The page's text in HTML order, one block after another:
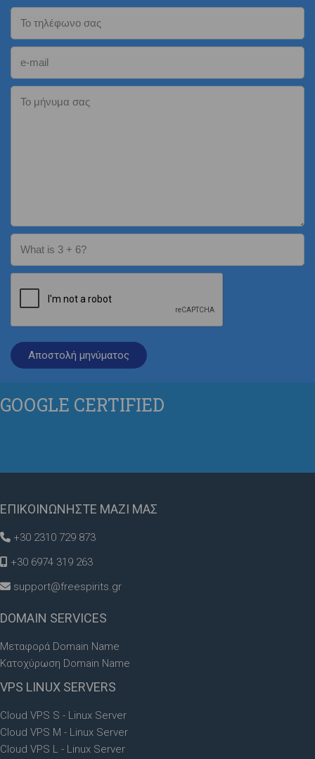
Το τηλέφωνο σας
e-mail
Το μήνυμα σας
What is 3 + 6?
GOOGLE CERTIFIED
ΕΠΙΚΟΙΝΩΝΗΣΤΕ ΜΑΖΙ ΜΑΣ
+30 2310 729 873
+30 6974 319 263
support@freespirits.gr
DOMAIN SERVICES
Μεταφορά Domain Name
Κατοχύρωση Domain Name
VPS LINUX SERVERS
Cloud VPS S - Linux Server
Cloud VPS M - Linux Server
Cloud VPS L - Linux Server